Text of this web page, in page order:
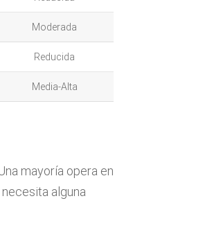
Moderada
Reducida
Media-Alta
mayoría opera en
alguna